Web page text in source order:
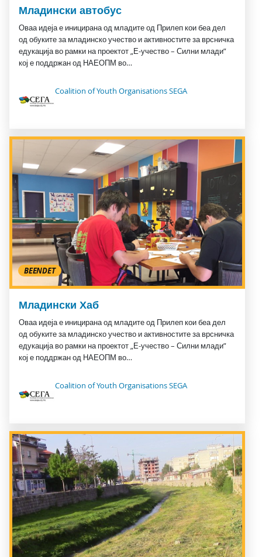
Младински автобус
Оваа идеја е иницирана од младите од Прилеп кои беа дел
од обуките за младинско учество и активностите за врсничка
едукација во рамки на проектот „Е-учество – Силни млади”
кој е поддржан од НАЕОПМ во…
Coalition of Youth Organisations SEGA
BEENDET
Младински Хаб
Оваа идеја е иницирана од младите од Прилеп кои беа дел
од обуките за младинско учество и активностите за врсничка
едукација во рамки на проектот „Е-учество – Силни млади”
кој е поддржан од НАЕОПМ во…
Coalition of Youth Organisations SEGA